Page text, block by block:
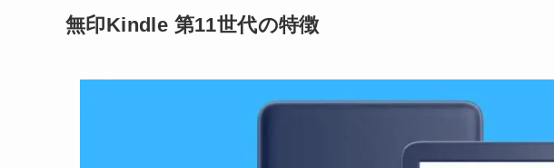
無印Kindle 第11世代の特徴